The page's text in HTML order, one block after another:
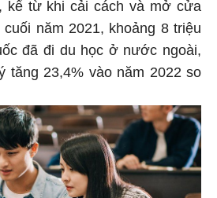
kể từ khi cải cách và mở cửa
năm 2021, khoảng 8 triệu
đã đi du học ở nước ngoài,
tăng 23,4% vào năm 2022 so